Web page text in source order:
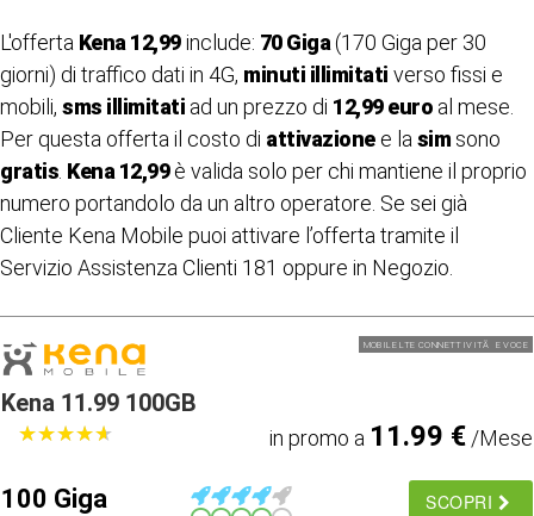
L'offerta Kena 12,99include: 70 Giga (170 Giga per 30
giorni) di traffico dati in 4G, minuti illimitati verso fissi e
mobili, sms illimitati ad un prezzo di 12,99 euro al mese.
Per questa offerta il costo di attivazionee la sim sono
gratis Kena 12,99è valida solo per chi mantiene il proprio
numero portandolo da un altro operatore. Se sei già
Cliente Kena Mobile puoi attivare l’offerta tramite il
Servizio Assistenza Clienti 181 oppure in Negozio.
MOBILE LTE CONNETTIVITÃ E VOCE
Kena 11.99 100GB
★★★★★
★★★★★ in promo a 11.99 €/Mese
100 Giga SCOPRI